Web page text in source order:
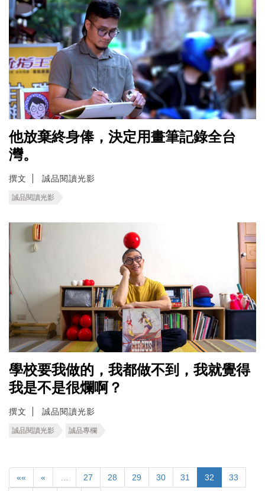
他放棄終身俸，決定用畫筆記錄全台
灣。
撰文 誠品閱讀光影
誠品閱讀光影
學校要我做的，我都做不到，我就覺得
我是不是很爛啊？
撰文 誠品閱讀光影
誠品閱讀光影 誠品專欄
«« « 27 28 29 30 31 32 33